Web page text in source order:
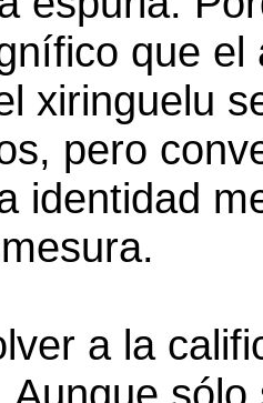
que el
xiringuelu
pero
identidad
a la